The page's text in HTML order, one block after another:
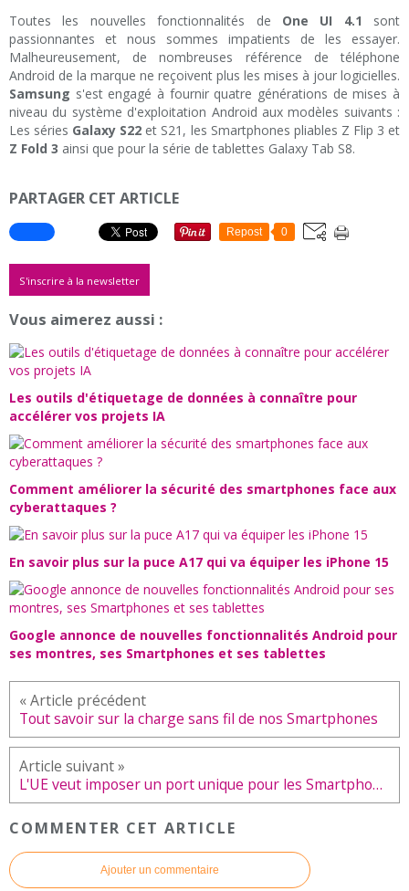
Toutes les nouvelles fonctionnalités de One UI 4.1 sont
passionnantes et nous sommes impatients de les essayer.
Malheureusement, de nombreuses référence de téléphone
Android de la marque ne reçoivent plus les mises à jour logicielles.
Samsung s'est engagé à fournir quatre générations de mises à
niveau du système d'exploitation Android aux modèles suivants :
Les séries Galaxy S22 et S21, les Smartphones pliables Z Flip 3 et
Z Fold 3 ainsi que pour la série de tablettes Galaxy Tab S8.
PARTAGER CET ARTICLE
Repost 0
S'inscrire à la newsletter
Vous aimerez aussi :
Les outils d'étiquetage de données à connaître pour
accélérer vos projets IA
Comment améliorer la sécurité des smartphones face aux
cyberattaques ?
En savoir plus sur la puce A17 qui va équiper les iPhone 15
Google annonce de nouvelles fonctionnalités Android pour
ses montres, ses Smartphones et ses tablettes
Tout savoir sur la charge sans fil de nos Smartphones
L'UE veut imposer un port unique pour les Smartphones et autres périphériques
COMMENTER CET ARTICLE
Ajouter un commentaire